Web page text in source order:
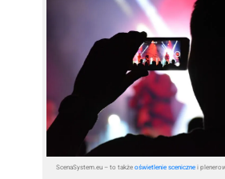
ScenaSystem.eu – to także oświetlenie scenicznei